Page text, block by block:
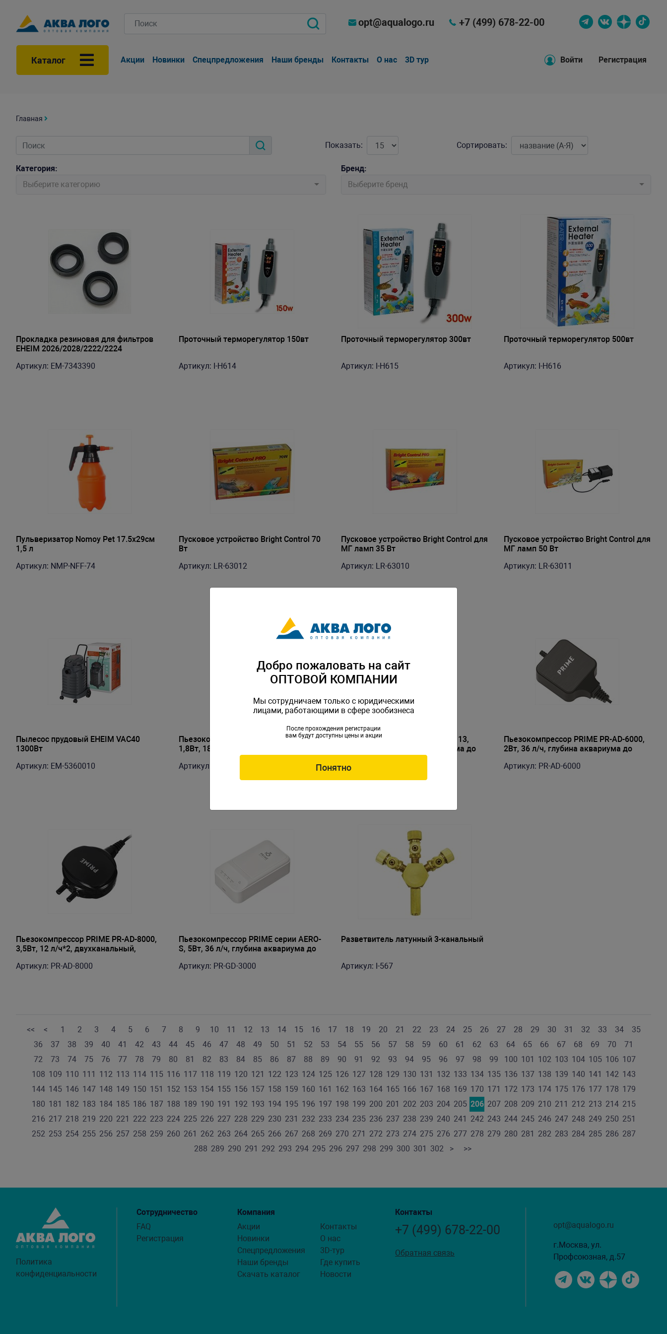
opt@aqualogo.ru +7 (499) 678-22-00
Каталог Акции Новинки Спецпредложения Наши бренды Контакты О нас 3D тур Войти Регистрация
Главная
Показать: Сортировать:
Категория:
Выберите категорию
Бренд:
Выберите бренд
Прокладка резиновая для фильтров
EHEIM 2026/2028/2222/2224
Артикул: EM-7343390
Проточный терморегулятор 150вт
Артикул: I-H614
Проточный терморегулятор 300вт
Артикул: I-H615
Проточный терморегулятор 500вт
Артикул: I-H616
Пульверизатор Nomoy Pet 17.5х29см
1,5 л
Артикул: NMP-NFF-74
Пусковое устройство Bright Control 70
Вт
Артикул: LR-63012
Пусковое устройство Bright Control для
МГ ламп 35 Вт
Артикул: LR-63010
Пусковое устройство Bright Control для
МГ ламп 50 Вт
Артикул: LR-63011
Пылесос прудовый EHEIM VAC40
1300Вт
Артикул: EM-5360010
Пьезокомпрессор PRIME PR-4104,
1,8Вт, 18 л/ч, глубина аквариума до
60см, абсолютно бесшумный
Артикул: PR-4104
Пьезокомпрессор PRIME PR-4113,
3,5Вт, 24 л/ч, глубина аквариума до
100см, абсолютно бесшумный
Артикул: PR-4113
Пьезокомпрессор PRIME PR-AD-6000,
2Вт, 36 л/ч, глубина аквариума до
Артикул: PR-AD-6000
Пьезокомпрессор PRIME PR-AD-8000,
3,5Вт, 12 л/ч*2, двухканальный,
абсолютно бесшумный
Артикул: PR-AD-8000
Пьезокомпрессор PRIME серии AERO-
S, 5Вт, 36 л/ч, глубина аквариума до
воды
Артикул: PR-GD-3000
Разветвитель латунный 3-канальный
Артикул: I-567
<< < 1 2 3 4 5 6 7 8 9 10 11 12 13 14 15 16 17 18 19 20 21 22 23 24 25 26 27 28 29 30 31 32 33 34
35
36
37 38 39 40 41 42 43 44 45 46 47 48 49 50 51 52 53 54 55 56 57 58 59 60 61 62 63 64 65 66 67 68 69 70
71
72
73 74 75 76 77 78 79 80 81 82 83 84 85 86 87 88 89 90 91 92 93 94 95 96 97 98 99 100 101 102 103 104 105 106 107
108 109 110 111 112 113 114 115 116 117 118 119 120 121 122 123 124 125 126 127 128 129 130 131 132 133 134 135 136 137 138 139 140 141 142 143
144 145 146 147 148 149 150 151 152 153 154 155 156 157 158 159 160 161 162 163 164 165 166 167 168 169 170 171 172 173 174 175 176 177 178 179
180 181 182 183 184 185 186 187 188 189 190 191 192 193 194 195 196 197 198 199 200 201 202 203 204 205 206 207 208 209 210 211 212 213 214 215
216 217 218 219 220 221 222 223 224 225 226 227 228 229 230 231 232 233 234 235 236 237 238 239 240 241 242 243 244 245 246 247 248 249 250 251
252 253 254 255 256 257 258 259 260 261 262 263 264 265 266 267 268 269 270 271 272 273 274 275 276 277 278 279 280 281 282 283 284 285 286 287
288 289 290 291 292 293 294 295 296 297 298 299 300 301 302 > >>
Политика
конфиденциальности
Сотрудничество
FAQ
Регистрация
Компания
Акции
Новинки
Спецпредложения
Наши бренды
Скачать каталог
Контакты
О нас
3D-тур
Где купить
Новости
Контакты
+7 (499) 678-22-00
Обратная связь
opt@aqualogo.ru
г.Москва, ул.
Профсоюзная, д.57
Добро пожаловать на сайт
ОПТОВОЙ КОМПАНИИ
Мы сотрудничаем только с юридическими
лицами, работающими в сфере зообизнеса
После прохождения регистрации
вам будут доступны цены и акции
Понятно